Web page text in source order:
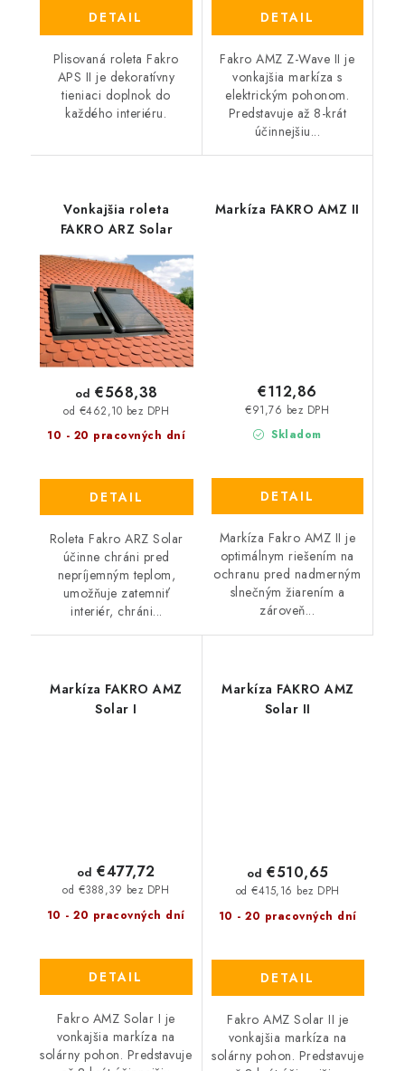
DETAIL
Plisovaná roleta Fakro
APS II je dekoratívny
tieniaci doplnok do
každého interiéru.
DETAIL
Fakro AMZ Z-Wave II je
vonkajšia markíza s
elektrickým pohonom.
Predstavuje až 8-krát
účinnejšiu...
Vonkajšia roleta
FAKRO ARZ Solar
10 - 20 pracovných dní
od €462,10 bez DPH
od €568,38
DETAIL
Roleta Fakro ARZ Solar
účinne chráni pred
nepríjemným teplom,
umožňuje zatemniť
interiér, chráni...
Markíza FAKRO AMZ II
Skladom
€91,76 bez DPH
€112,86
DETAIL
Markíza Fakro AMZ II je
optimálnym riešením na
ochranu pred nadmerným
slnečným žiarením a
zároveň...
Markíza FAKRO AMZ
Solar I
10 - 20 pracovných dní
od €388,39 bez DPH
od €477,72
DETAIL
Fakro AMZ Solar I je
vonkajšia markíza na
solárny pohon. Predstavuje
Markíza FAKRO AMZ
Solar II
10 - 20 pracovných dní
od €415,16 bez DPH
od €510,65
DETAIL
Fakro AMZ Solar II je
vonkajšia markíza na
solárny pohon. Predstavuje